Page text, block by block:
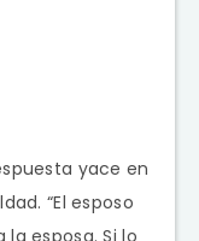
yace en
“El esposo
esposa. Si lo